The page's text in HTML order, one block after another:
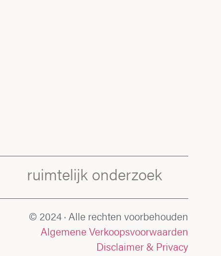
ruimtelijk onderzoek
© 2024 · Alle rechten voorbehouden
Algemene Verkoopsvoorwaarden
Disclaimer & Privacy